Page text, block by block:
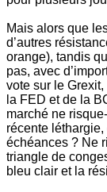
Mais alors que
d’autres
orange), tandis
pas, avec
vote sur le
la FED et de la
marché ne
récente léthargie,
échéances ? Ne
triangle de
bleu clair et la